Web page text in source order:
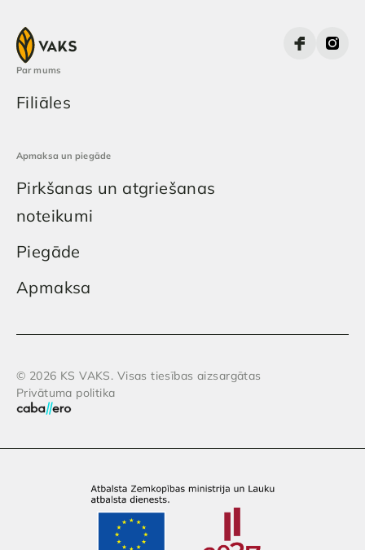
Par mums
Filiāles
Apmaksa un piegāde
Pirkšanas un atgriešanas
noteikumi
Piegāde
Apmaksa
© 2026 KS VAKS. Visas tiesības aizsargātas
Privātuma politika